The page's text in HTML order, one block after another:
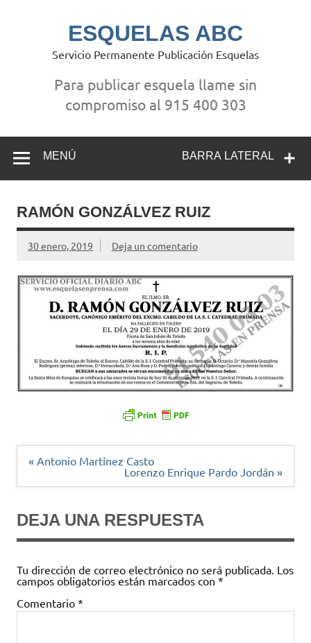
ESQUELAS ABC
Servicio Permanente Publicación Esquelas
Para publicar esquela llame sin
compromiso al 915 400 303
BARRA LATERAL
MENÚ
RAMÓN GONZÁLVEZ RUIZ
30 enero, 2019 Deja un comentario
Navegación
« Antonio Martínez Casto
Lorenzo Enrique Pardo Jordán »
DEJA UNA RESPUESTA
Tu dirección de correo electrónico no será publicada. Los
campos obligatorios están marcados con *
Comentario *